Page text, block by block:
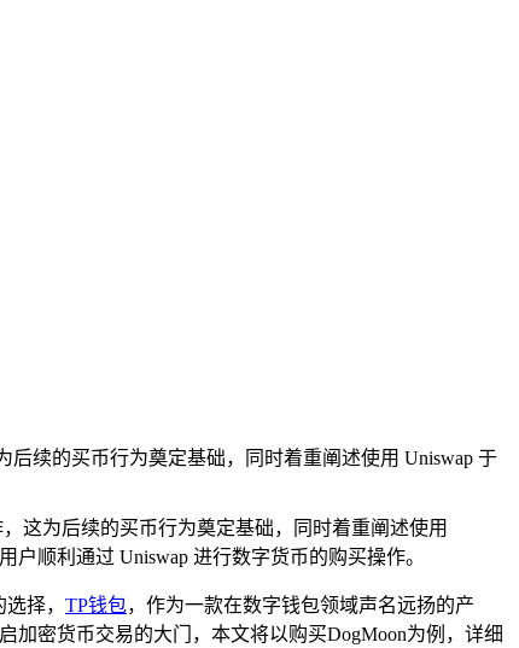
续的买币行为奠定基础，同时着重阐述使用 Uniswap 于
这为后续的买币行为奠定基础，同时着重阐述使用
顺利通过 Uniswap 进行数字货币的购买操作。
择， TP钱包，作为一款在数字钱包领域声名远扬的产
加密货币交易的大门，本文将以购买DogMoon为例，详细